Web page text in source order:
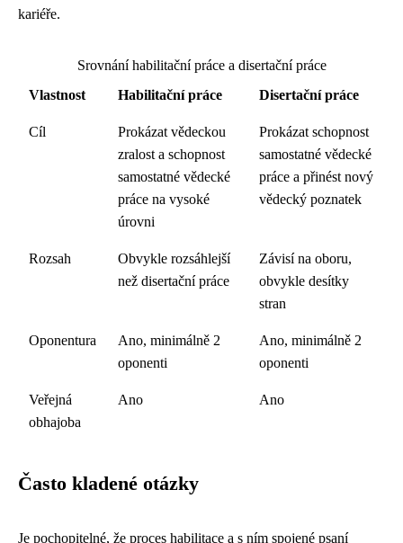
kariéře.
Srovnání habilitační práce a disertační práce
Vlastnost
Habilitační práce Disertační práce
Cíl
Prokázat vědeckou
zralost a schopnost
samostatné vědecké
práce na vysoké
úrovni
Prokázat schopnost
samostatné vědecké
práce a přinést nový
vědecký poznatek
Rozsah
Obvykle rozsáhlejší
než disertační práce
Závisí na oboru,
obvykle desítky
stran
Oponentura
Ano, minimálně 2
oponenti
Ano, minimálně 2
oponenti
Veřejná
obhajoba
Ano Ano
Často kladené otázky
Je pochopitelné, že proces habilitace a s ním spojené psaní